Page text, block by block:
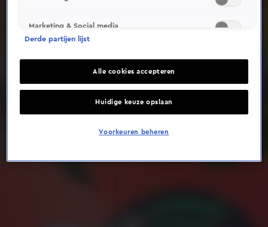
Marketing & Social media
Derde partijen lijst
Alle cookies accepteren
Huidige keuze opslaan
Voorkeuren beheren